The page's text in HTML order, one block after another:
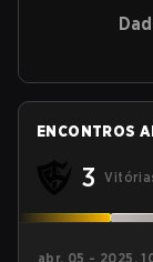
ENCONTROS
3
abr. 05 - 2025,